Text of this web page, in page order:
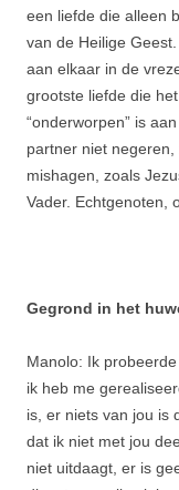
een liefde die alleen
van de Heilige
aan elkaar in de
grootste liefde die
“onderworpen” is
partner niet
mishagen, zoals
Vader. Echtgenoten,
Gegrond in het
Manolo: Ik
ik heb me
is, er niets van jou is
dat ik niet met jou
niet uitdaagt, er is